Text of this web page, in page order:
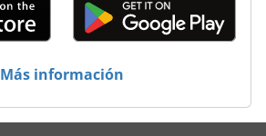
Más información